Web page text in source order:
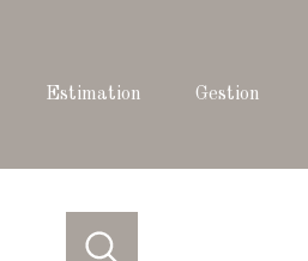
estimation gestion